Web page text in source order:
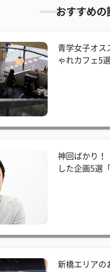
おすすめの
青学女子オ
ゃれカフェ5
神回ばかり！
した企画5選
新橋エリアの